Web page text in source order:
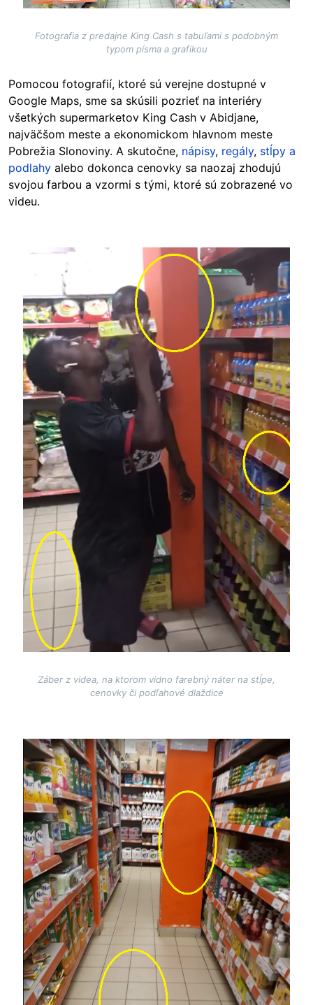
Fotografia z predajne King Cash s tabuľami s podobným
typom písma a grafikou
Pomocou fotografií, ktoré sú verejne dostupné v
Google Maps, sme sa skúsili pozrieť na interiéry
všetkých supermarketov King Cash v Abidjane,
najväčšom meste a ekonomickom hlavnom meste
Pobrežia Slonoviny. A skutočne, nápisy, regály, stĺpy a
podlahy alebo dokonca cenovky sa naozaj zhodujú
svojou farbou a vzormi s tými, ktoré sú zobrazené vo
videu.
Image
Záber z videa, na ktorom vidno farebný náter na stĺpe,
cenovky či podľahové dlaždice
Image